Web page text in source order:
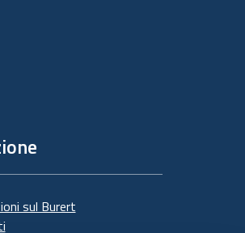
sul Burert